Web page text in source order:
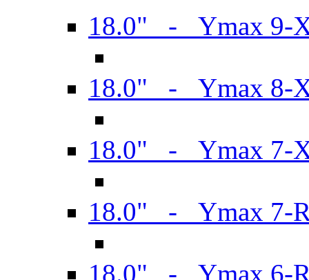
18.0" - Ymax 9-
18.0" - Ymax 8-
18.0" - Ymax 7-
18.0" - Ymax 7-
18.0" - Ymax 6-